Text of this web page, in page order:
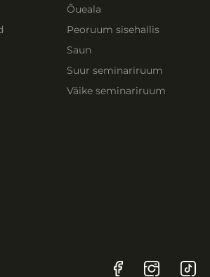
Õueala
Peoruum sisehallis
Saun
Suur seminariruum
Väike seminariruum